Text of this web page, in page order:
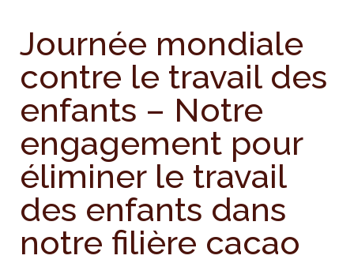
Journée mondiale
contre le travail des
enfants – Notre
engagement pour
éliminer le travail
des enfants dans
notre filière cacao